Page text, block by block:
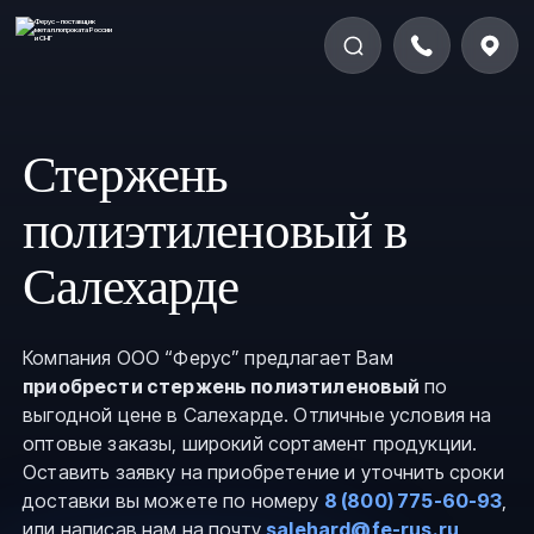
Стержень
полиэтиленовый в
Салехарде
Компания ООО “Ферус” предлагает Вам
приобрести стержень полиэтиленовый по
выгодной цене в Салехарде. Отличные условия на
оптовые заказы, широкий сортамент продукции.
Оставить заявку на приобретение и уточнить сроки
доставки вы можете по номеру 8 (800) 775-60-93,